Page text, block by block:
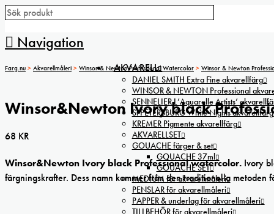
Navigation
AKVARELL
DANIEL SMITH Extra Fine akvarellfärg
WINSOR & NEWTON Professional
SENNELIER L’Aquarelle Artists’
St PETERSBURG White Nights akvarellfärg
KREMER Pigmente akvarellfärg
AKVARELLSET
GOUACHE färger & set
GOUACHE 37ml
GOUACHE SET
MEDIUM för akvarellmåleri
PENSLAR för akvarellmåleri
PAPPER & underlag för akvarellmåleri
TILLBEHÖR för akvarellmåleri
Farg.nu > Akvarellmåleri > Winsor & Newton Professional Watercolor > Winsor & Newton
Winsor&Newton Ivory black
68 KR
Winsor&Newton Ivory black Professional watercolor. Ivory
färgningskrafter. Dess namn kommer från den traditionella metoden